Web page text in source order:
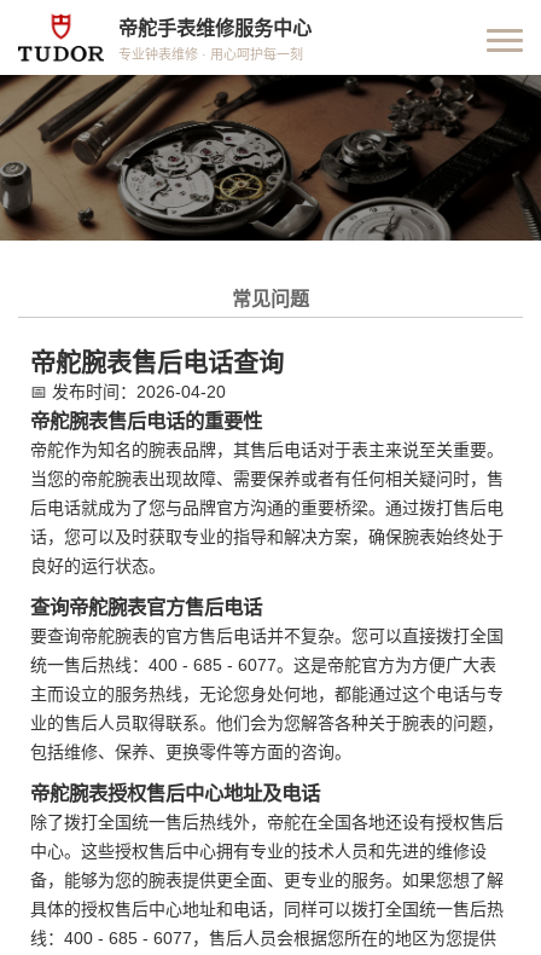
帝舵手表维修服务中心
专业钟表维修 · 用心呵护每一刻
常见问题
帝舵腕表售后电话查询
📅 发布时间：2026-04-20
帝舵腕表售后电话的重要性
帝舵作为知名的腕表品牌，其售后电话对于表主来说至关重要。
当您的帝舵腕表出现故障、需要保养或者有任何相关疑问时，售
后电话就成为了您与品牌官方沟通的重要桥梁。通过拨打售后电
话，您可以及时获取专业的指导和解决方案，确保腕表始终处于
良好的运行状态。
查询帝舵腕表官方售后电话
要查询帝舵腕表的官方售后电话并不复杂。您可以直接拨打全国
统一售后热线：400 - 685 - 6077。这是帝舵官方为方便广大表
主而设立的服务热线，无论您身处何地，都能通过这个电话与专
业的售后人员取得联系。他们会为您解答各种关于腕表的问题，
包括维修、保养、更换零件等方面的咨询。
帝舵腕表授权售后中心地址及电话
除了拨打全国统一售后热线外，帝舵在全国各地还设有授权售后
中心。这些授权售后中心拥有专业的技术人员和先进的维修设
备，能够为您的腕表提供更全面、更专业的服务。如果您想了解
具体的授权售后中心地址和电话，同样可以拨打全国统一售后热
线：400 - 685 - 6077，售后人员会根据您所在的地区为您提供